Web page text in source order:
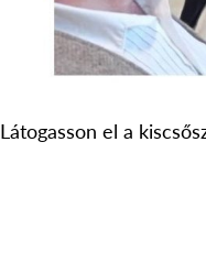
Látogasson el a